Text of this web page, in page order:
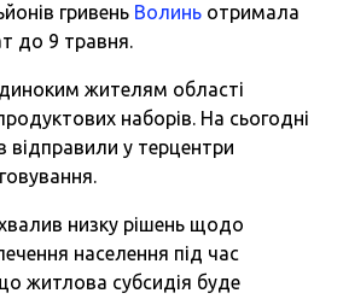
гривень Волинь отримала
до 9 травня.
жителям області
наборів. На сьогодні
відправили у терцентри
низку рішень щодо
населення під час
житлова субсидія буде